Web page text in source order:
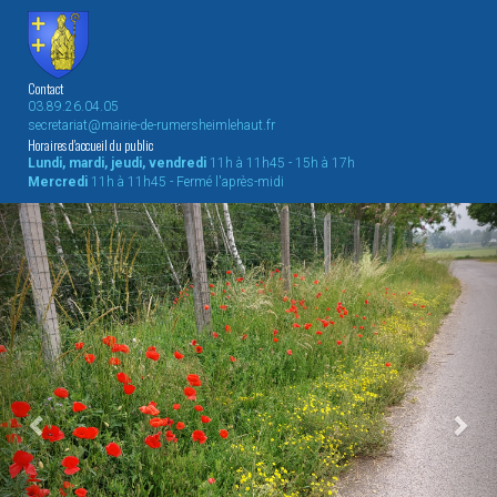
Contact
03.89.26.04.05
secretariat@mairie-de-rumersheimlehaut.fr
Horaires d'accueil du public
Lundi, mardi, jeudi, vendredi 11h à 11h45 - 15h à 17h
Mercredi 11h à 11h45 - Fermé l'après-midi
Previous